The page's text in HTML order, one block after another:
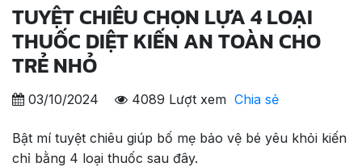
TUYỆT CHIÊU CHỌN LỰA 4 LOẠI
THUỐC DIỆT KIẾN AN TOÀN CHO
TRẺ NHỎ
03/10/2024 4089 Lượt xem Chia sẻ
​Bật mí tuyệt chiêu giúp bố mẹ bảo vệ bé yêu khỏi kiến
chỉ bằng 4 loại thuốc sau đây.